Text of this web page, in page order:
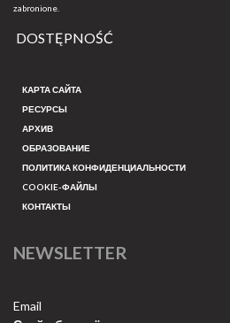
zabronione.
DOSTĘPNOŚĆ
КАРТА САЙТА
РЕСУРСЫ
АРХИВ
ОБРАЗОВАНИЕ
ПОЛИТИКА КОНФИДЕНЦИАЛЬНОСТИ
COOKIE-ФАЙЛЫ
КОНТАКТЫ
NEWSLETTER
Email